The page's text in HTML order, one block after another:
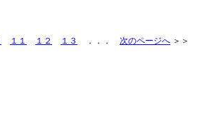
１１ １２ １３ ．．． 次のページへ ＞＞